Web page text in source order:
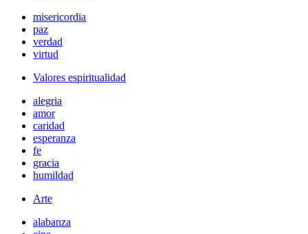
misericordia
paz
verdad
virtud
Valores espiritualidad
alegria
amor
caridad
esperanza
fe
gracia
humildad
Arte
alabanza